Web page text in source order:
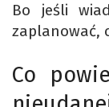
Bo jeśli
zaplanować,
Co